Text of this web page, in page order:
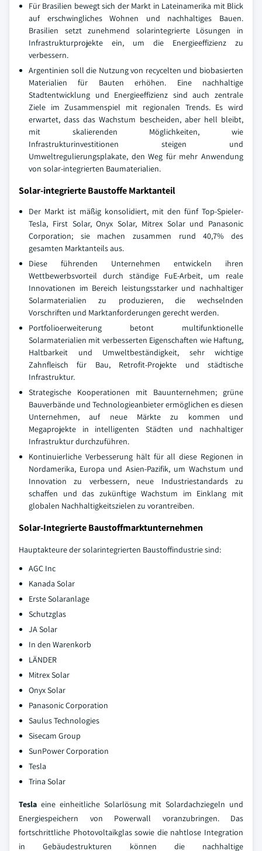
Für Brasilien bewegt sich der Markt in Lateinamerika mit Blick
auf erschwingliches Wohnen und nachhaltiges Bauen.
Brasilien setzt zunehmend solarintegrierte Lösungen in
Infrastrukturprojekte ein, um die Energieeffizienz zu
verbessern.
Argentinien soll die Nutzung von recycelten und biobasierten
Materialien für Bauten erhöhen. Eine nachhaltige
Stadtentwicklung und Energieeffizienz sind auch zentrale
Ziele im Zusammenspiel mit regionalen Trends. Es wird
erwartet, dass das Wachstum bescheiden, aber hell bleibt,
mit skalierenden Möglichkeiten, wie
Infrastrukturinvestitionen steigen und
Umweltregulierungsplakate, den Weg für mehr Anwendung
von solar-integrierten Baumaterialien.
Solar-integrierte Baustoffe Marktanteil
Der Markt ist mäßig konsolidiert, mit den fünf Top-Spieler-
Tesla, First Solar, Onyx Solar, Mitrex Solar und Panasonic
Corporation; sie machen zusammen rund 40,7% des
gesamten Marktanteils aus.
Diese führenden Unternehmen entwickeln ihren
Wettbewerbsvorteil durch ständige FuE-Arbeit, um reale
Innovationen im Bereich leistungsstarker und nachhaltiger
Solarmaterialien zu produzieren, die wechselnden
Vorschriften und Marktanforderungen gerecht werden.
Portfolioerweiterung betont multifunktionelle
Solarmaterialien mit verbesserten Eigenschaften wie Haftung,
Haltbarkeit und Umweltbeständigkeit, sehr wichtige
Zahnfleisch für Bau, Retrofit-Projekte und städtische
Infrastruktur.
Strategische Kooperationen mit Bauunternehmen; grüne
Bauverbände und Technologieanbieter ermöglichen es diesen
Unternehmen, auf neue Märkte zu kommen und
Megaprojekte in intelligenten Städten und nachhaltiger
Infrastruktur durchzuführen.
Kontinuierliche Verbesserung hält für all diese Regionen in
Nordamerika, Europa und Asien-Pazifik, um Wachstum und
Innovation zu verbessern, neue Industriestandards zu
schaffen und das zukünftige Wachstum im Einklang mit
globalen Nachhaltigkeitszielen zu vorantreiben.
Solar-Integrierte Baustoffmarktunternehmen
Hauptakteure der solarintegrierten Baustoffindustrie sind:
AGC Inc
Kanada Solar
Erste Solaranlage
Schutzglas
JA Solar
In den Warenkorb
LÄNDER
Mitrex Solar
Onyx Solar
Panasonic Corporation
Saulus Technologies
Sisecam Group
SunPower Corporation
Tesla
Trina Solar
Tesla eine einheitliche Solarlösung mit Solardachziegeln und
Energiespeichern von Powerwall voranzubringen. Das
fortschrittliche Photovoltaikglas sowie die nahtlose Integration
in Gebäudestrukturen können die nachhaltige